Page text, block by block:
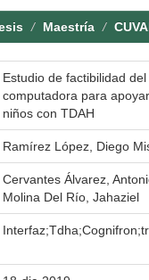
Maestría
Estudio de factibilidad
computadora para
niños con TDAH
Ramírez López, Diego
Cervantes Álvarez,
Molina Del Río, Jahaziel